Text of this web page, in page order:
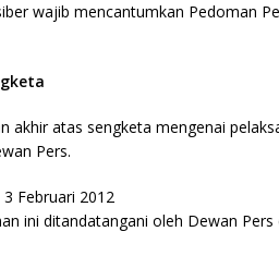
wajib mencantumkan Pedoman
akhir atas sengketa mengenai
Pers.
3 Februari 2012
ini ditandatangani oleh Dewan